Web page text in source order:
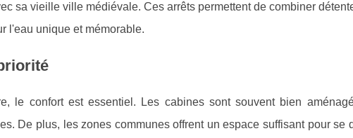
sa vieille ville médiévale. Ces arrêts permettent de combiner
l'eau unique et mémorable.
le confort est essentiel. Les cabines sont souvent bien
De plus, les zones communes offrent un espace suffisant pour se